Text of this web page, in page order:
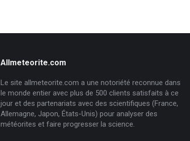
Allmeteorite.com
Le site allmeteorite.com a une notoriété reconnue dans
le monde entier avec plus de 500 clients satisfaits à ce
jour et des partenariats avec des scientifiques (France,
Allemagne, Japon, États-Unis) pour analyser des
météorites et faire progresser la science.